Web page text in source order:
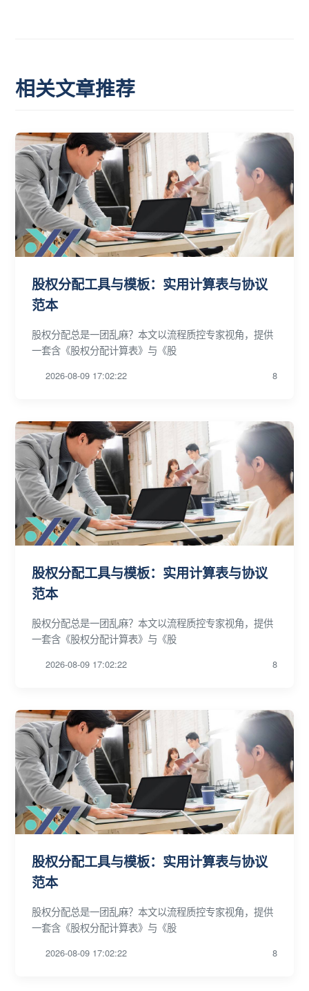
相关文章推荐
股权分配工具与模板：实用计算表与协议
范本
股权分配总是一团乱麻？本文以流程质控专家视角，提供
一套含《股权分配计算表》与《股
2026-08-09 17:02:22 8
股权分配工具与模板：实用计算表与协议
范本
股权分配总是一团乱麻？本文以流程质控专家视角，提供
一套含《股权分配计算表》与《股
2026-08-09 17:02:22 8
股权分配工具与模板：实用计算表与协议
范本
股权分配总是一团乱麻？本文以流程质控专家视角，提供
一套含《股权分配计算表》与《股
2026-08-09 17:02:22 8